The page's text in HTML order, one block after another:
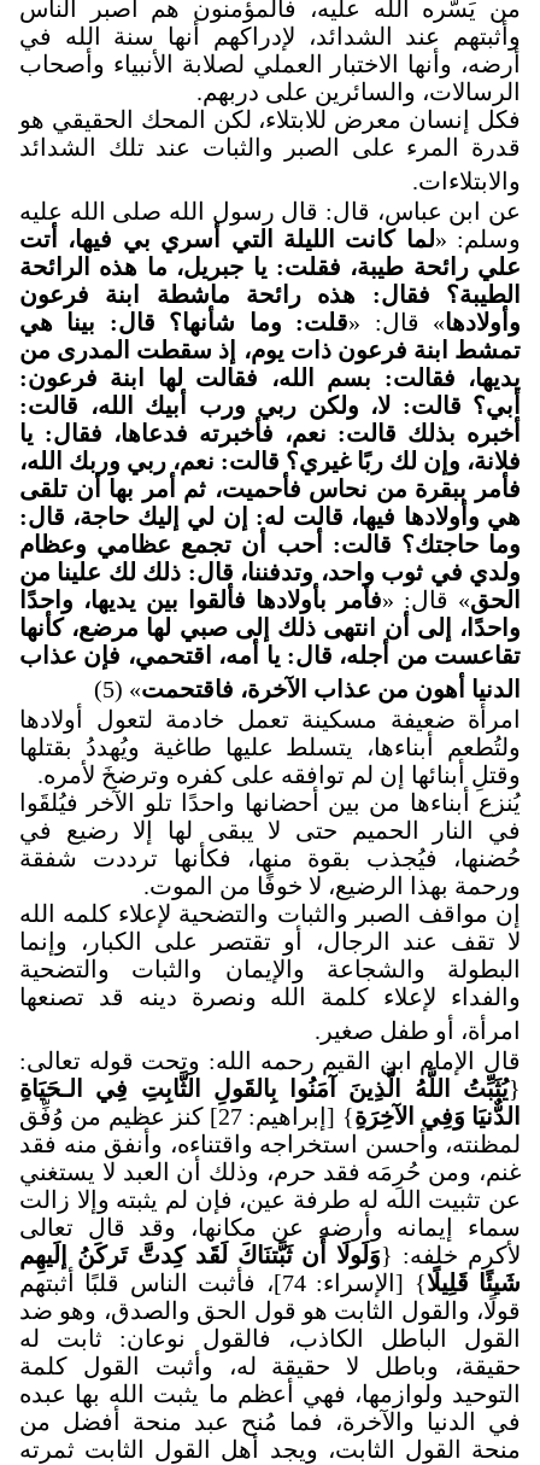
من يَسَّره الله عليه، فالمؤمنون هم أصبر الناس
وأثبتهم عند الشدائد، لإدراكهم أنها سنة الله في
أرضه، وأنها الاختبار العملي لصلابة الأنبياء وأصحاب
الرسالات، والسائرين على دربهم.
فكل إنسان معرض للابتلاء، لكن المحك الحقيقي هو
قدرة المرء على الصبر والثبات عند تلك الشدائد
والابتلاءات.
عن ابن عباس، قال: قال رسول الله صلى الله عليه
وسلم: «لما كانت الليلة التي أسري بي فيها، أتت
علي رائحة طيبة، فقلت: يا جبريل، ما هذه الرائحة
الطيبة؟ فقال: هذه رائحة ماشطة ابنة فرعون
وأولادها» قال: «قلت: وما شأنها؟ قال: بينا هي
تمشط ابنة فرعون ذات يوم، إذ سقطت المدرى من
يديها، فقالت: بسم الله، فقالت لها ابنة فرعون:
أبي؟ قالت: لا، ولكن ربي ورب أبيك الله، قالت:
أخبره بذلك قالت: نعم، فأخبرته فدعاها، فقال: يا
فلانة، وإن لك ربًا غيري؟ قالت: نعم، ربي وربك الله،
فأمر ببقرة من نحاس فأحميت، ثم أمر بها أن تلقى
هي وأولادها فيها، قالت له: إن لي إليك حاجة، قال:
وما حاجتك؟ قالت: أحب أن تجمع عظامي وعظام
ولدي في ثوب واحد، وتدفننا، قال: ذلك لك علينا من
الحق» قال: «فأمر بأولادها فألقوا بين يديها، واحدًا
واحدًا، إلى أن انتهى ذلك إلى صبي لها مرضع، كأنها
تقاعست من أجله، قال: يا أمه، اقتحمي، فإن عذاب
الدنيا أهون من عذاب الآخرة، فاقتحمت» (5)
امرأة ضعيفة مسكينة تعمل خادمة لتعول أولادها
ولتُطعم أبناءها، يتسلط عليها طاغية ويُهددُ بقتلها
وقتلِ أبنائها إن لم توافقه على كفره وترضخَ لأمره.
يُنزع أبناءها من بين أحضانها واحدًا تلو الآخر فيُلقَوا
في النار الحميم حتى لا يبقى لها إلا رضيع في
حُضنها، فيُجذب بقوة منها، فكأنها ترددت شفقة
ورحمة بهذا الرضيع، لا خوفًا من الموت.
إن مواقف الصبر والثبات والتضحية لإعلاء كلمه الله
لا تقف عند الرجال، أو تقتصر على الكبار، وإنما
البطولة والشجاعة والإيمان والثبات والتضحية
والفداء لإعلاء كلمة الله ونصرة دينه قد تصنعها
امرأة، أو طفل صغير.
قال الإمام ابن القيم رحمه الله: وتحت قوله تعالى:
{يُثَبِّتُ اللَّهُ الَّذِينَ آمَنُوا بِالقَولِ الثَّابِتِ فِي الـحَيَاةِ
الدٌّنيَا وَفِي الآخِرَةِ
} [إبراهيم: 27] كنز عظيم من وُفِّق
لمظنته، وأحسن استخراجه واقتناءه، وأنفق منه فقد
غنم، ومن حُرِمَه فقد حرم، وذلك أن العبد لا يستغني
عن تثبيت الله له طرفة عين، فإن لم يثبته وإلا زالت
سماء إيمانه وأرضه عن مكانها، وقد قال تعالى
لأكرم خلفه: {وَلَولَا أَن ثَبَّتنَاكَ لَقَد كِدتَّ تَركَنُ إلَيهِم
شَيئًا قَلِيلًا
} [الإسراء: 74]، فأثبت الناس قلبًا أثبتهم
قولًا، والقول الثابت هو قول الحق والصدق، وهو ضد
القول الباطل الكاذب، فالقول نوعان: ثابت له
حقيقة، وباطل لا حقيقة له، وأثبت القول كلمة
التوحيد ولوازمها، فهي أعظم ما يثبت الله بها عبده
في الدنيا والآخرة، فما مُنح عبد منحة أفضل من
منحة القول الثابت، ويجد أهل القول الثابت ثمرته